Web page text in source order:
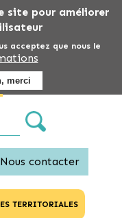
site pour améliorer
acceptez que nous le
merci
Nous contacter
TERRITORIALES